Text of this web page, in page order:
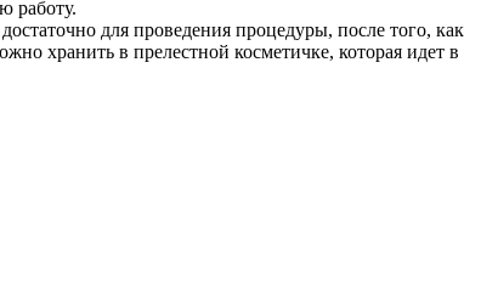
работу.
для проведения процедуры, после того, как
хранить в прелестной косметичке, которая идет в